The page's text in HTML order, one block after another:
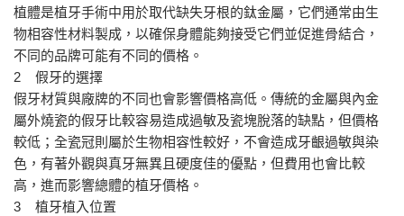
植體是植牙手術中用於取代缺失牙根的鈦金屬，它們通常由生
物相容性材料製成，以確保身體能夠接受它們並促進骨結合，
不同的品牌可能有不同的價格。
2 假牙的選擇
假牙材質與廠牌的不同也會影響價格高低。傳統的金屬與內金
屬外燒瓷的假牙比較容易造成過敏及瓷塊脫落的缺點，但價格
較低；全瓷冠則屬於生物相容性較好，不會造成牙齦過敏與染
色，有著外觀與真牙無異且硬度佳的優點，但費用也會比較
高，進而影響總體的植牙價格。
3 植牙植入位置